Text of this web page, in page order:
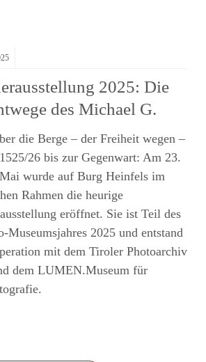
2025: Die
des Michael G.
ber die Berge – der Freiheit wegen –
1525/26 bis zur Gegenwart: Am 23.
Mai wurde auf Burg Heinfels im
Rahmen die heurige
eröffnet. Sie ist Teil des
Museumsjahres 2025 und entstand
mit dem Tiroler Photoarchiv
dem LUMEN.Museum für